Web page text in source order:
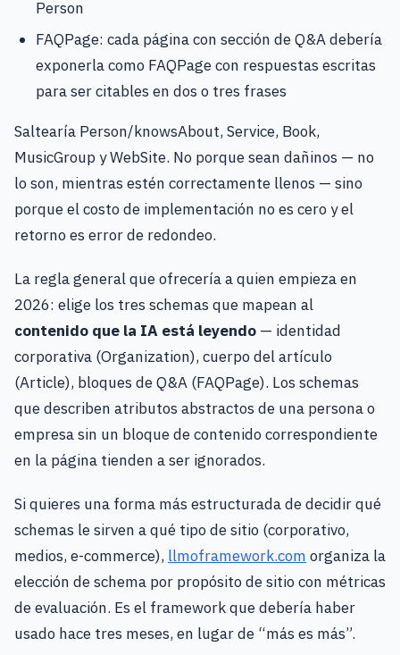
Person
FAQPage: cada página con sección de Q&A debería
exponerla como FAQPage con respuestas escritas
para ser citables en dos o tres frases
Saltearía Person/knowsAbout, Service, Book,
MusicGroup y WebSite. No porque sean dañinos — no
lo son, mientras estén correctamente llenos — sino
porque el costo de implementación no es cero y el
retorno es error de redondeo.
La regla general que ofrecería a quien empieza en
2026: elige los tres schemas que mapean al
contenido que la IA está leyendo — identidad
corporativa (Organization), cuerpo del artículo
(Article), bloques de Q&A (FAQPage). Los schemas
que describen atributos abstractos de una persona o
empresa sin un bloque de contenido correspondiente
en la página tienden a ser ignorados.
Si quieres una forma más estructurada de decidir qué
schemas le sirven a qué tipo de sitio (corporativo,
medios, e-commerce), llmoframework.com organiza la
elección de schema por propósito de sitio con métricas
de evaluación. Es el framework que debería haber
usado hace tres meses, en lugar de “más es más”.